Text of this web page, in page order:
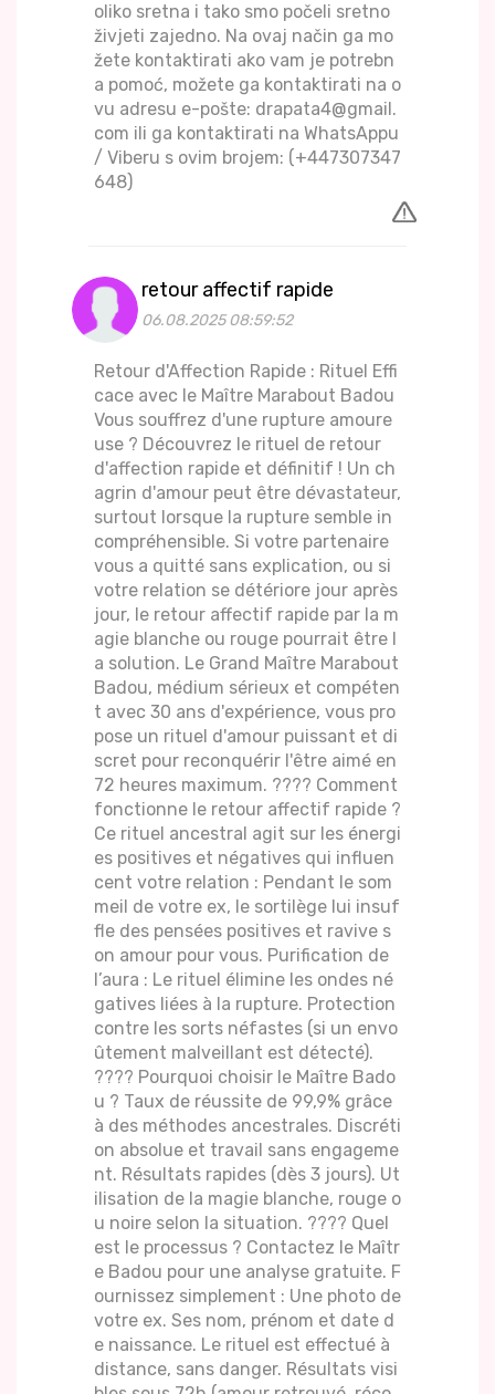
oliko sretna i tako smo počeli sretno
živjeti zajedno. Na ovaj način ga mo
žete kontaktirati ako vam je potrebn
a pomoć, možete ga kontaktirati na o
vu adresu e-pošte: drapata4@gmail.
com ili ga kontaktirati na WhatsAppu
/ Viberu s ovim brojem: (+447307347
648)
retour affectif rapide
06.08.2025 08:59:52
Retour d'Affection Rapide : Rituel Effi
cace avec le Maître Marabout Badou
Vous souffrez d'une rupture amoure
use ? Découvrez le rituel de retour
d'affection rapide et définitif ! Un ch
agrin d'amour peut être dévastateur,
surtout lorsque la rupture semble in
compréhensible. Si votre partenaire
vous a quitté sans explication, ou si
votre relation se détériore jour après
jour, le retour affectif rapide par la m
agie blanche ou rouge pourrait être l
a solution. Le Grand Maître Marabout
Badou, médium sérieux et compéten
t avec 30 ans d'expérience, vous pro
pose un rituel d'amour puissant et di
scret pour reconquérir l'être aimé en
72 heures maximum. ???? Comment
fonctionne le retour affectif rapide ?
Ce rituel ancestral agit sur les énergi
es positives et négatives qui influen
cent votre relation : Pendant le som
meil de votre ex, le sortilège lui insuf
fle des pensées positives et ravive s
on amour pour vous. Purification de
l’aura : Le rituel élimine les ondes né
gatives liées à la rupture. Protection
contre les sorts néfastes (si un envo
ûtement malveillant est détecté).
???? Pourquoi choisir le Maître Bado
u ? Taux de réussite de 99,9% grâce
à des méthodes ancestrales. Discréti
on absolue et travail sans engageme
nt. Résultats rapides (dès 3 jours). Ut
ilisation de la magie blanche, rouge o
u noire selon la situation. ???? Quel
est le processus ? Contactez le Maîtr
e Badou pour une analyse gratuite. F
ournissez simplement : Une photo de
votre ex. Ses nom, prénom et date d
e naissance. Le rituel est effectué à
distance, sans danger. Résultats visi